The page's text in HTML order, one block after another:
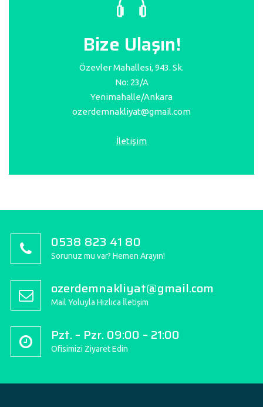
Bize Ulaşın!
Özevler Mahallesi, 943. Sk.
No: 23/A
Yenimahalle/Ankara
ozerdemnakliyat@gmail.com
İletişim
0538 823 41 80
Sorunuz mu var? Hemen Arayın!
ozerdemnakliyat@gmail.com
Mail Yoluyla Hızlıca İletişim
Pzt. – Pzr. 09:00 – 21:00
Ofisimizi Ziyaret Edin